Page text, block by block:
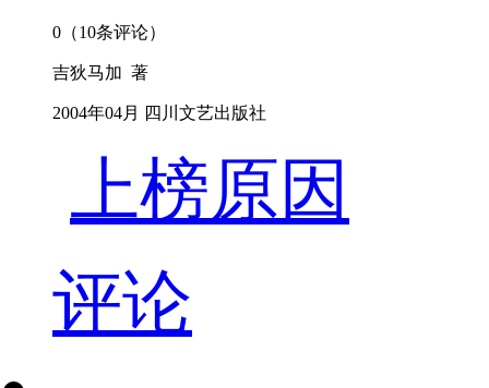
0（10条评论）
吉狄马加 著
2004年04月 四川文艺出版社
上榜原因
评论